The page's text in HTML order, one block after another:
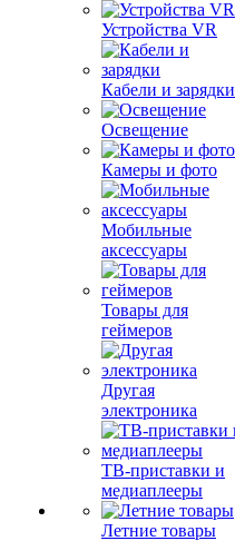
Устройства VR
Кабели и зарядки
Освещение
Камеры и фото
Мобильные
аксессуары
Товары для
геймеров
Другая
электроника
ТВ-приставки и
медиаплееры
Летние товары